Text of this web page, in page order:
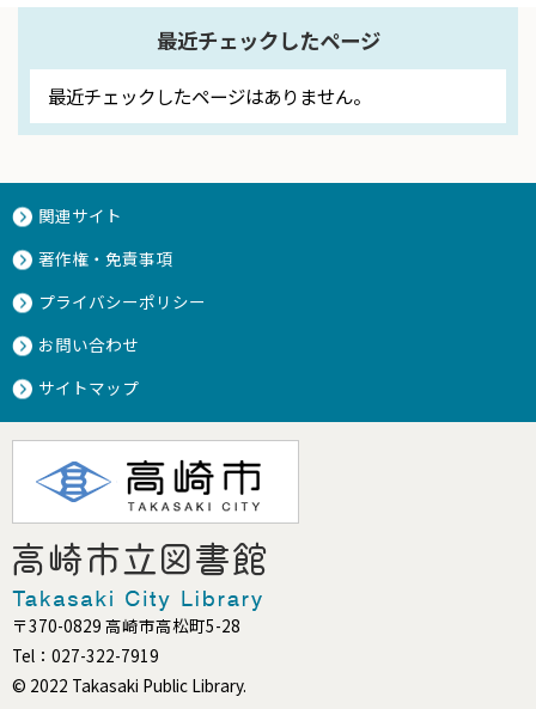
最近チェックしたページ
最近チェックしたページはありません。
関連サイト
著作権・免責事項
プライバシーポリシー
お問い合わせ
サイトマップ
〒370-0829 高崎市高松町5-28
Tel：027-322-7919
© 2022 Takasaki Public Library.